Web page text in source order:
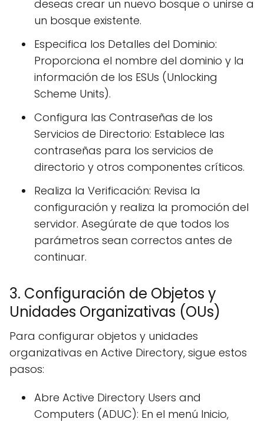
deseas crear un nuevo bosque o unirse a
un bosque existente.
Especifica los Detalles del Dominio:
Proporciona el nombre del dominio y la
información de los ESUs (Unlocking
Scheme Units).
Configura las Contraseñas de los
Servicios de Directorio: Establece las
contraseñas para los servicios de
directorio y otros componentes críticos.
Realiza la Verificación: Revisa la
configuración y realiza la promoción del
servidor. Asegúrate de que todos los
parámetros sean correctos antes de
continuar.
3. Configuración de Objetos y
Unidades Organizativas (OUs)
Para configurar objetos y unidades
organizativas en Active Directory, sigue estos
pasos:
Abre Active Directory Users and
Computers (ADUC): En el menú Inicio,